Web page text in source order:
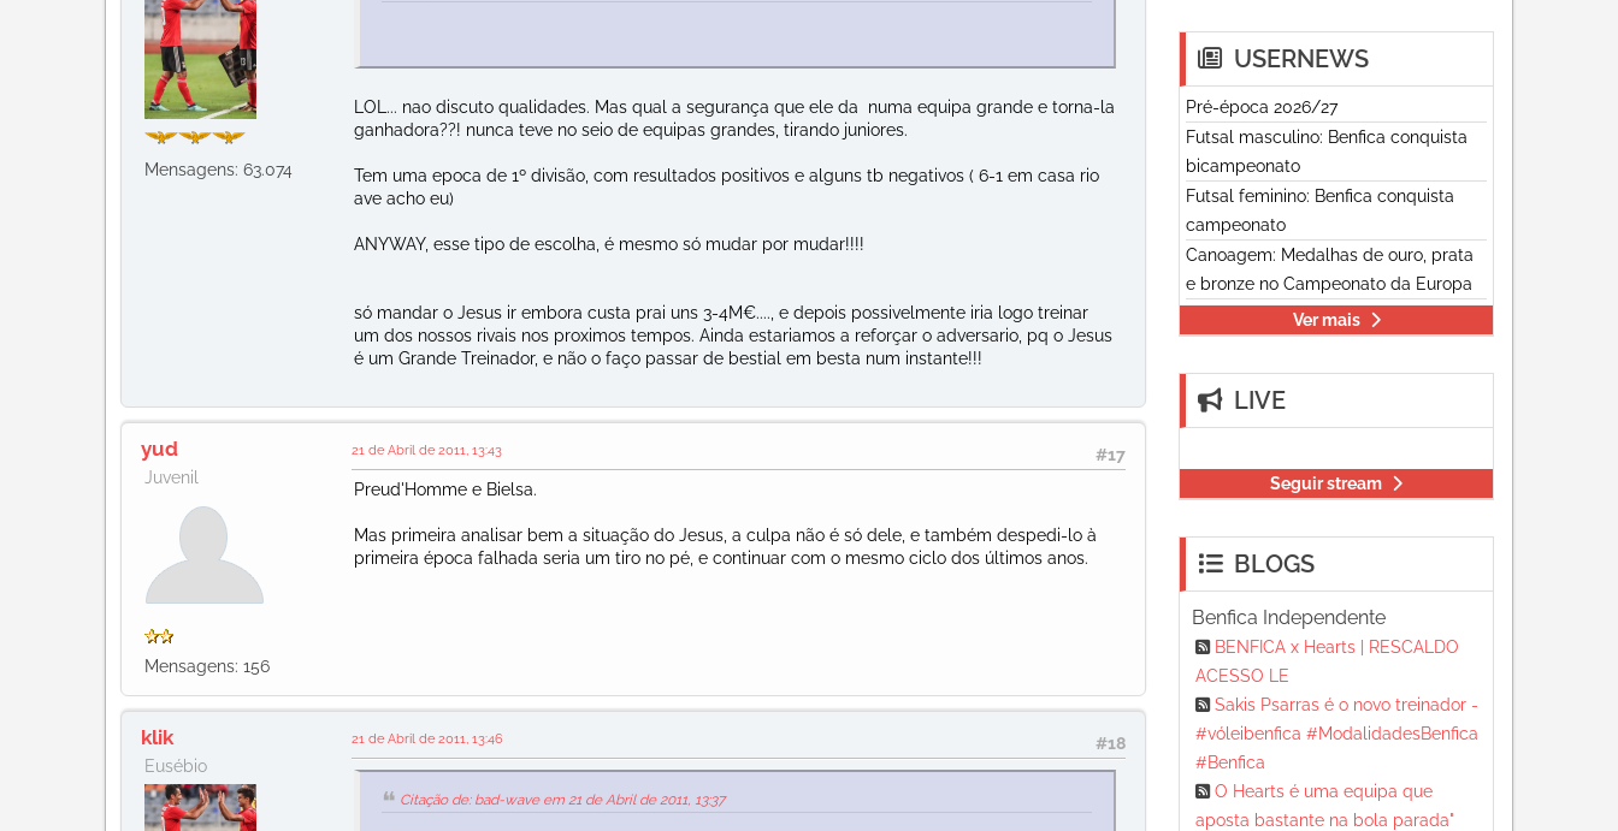
Mensagens: 63.074
LOL... nao discuto qualidades. Mas qual a segurança que ele da numa equipa grande e torna-la
ganhadora??! nunca teve no seio de equipas grandes, tirando juniores.
Tem uma epoca de 1º divisão, com resultados positivos e alguns tb negativos ( 6-1 em casa rio
ave acho eu)
ANYWAY, esse tipo de escolha, é mesmo só mudar por mudar!!!!
só mandar o Jesus ir embora custa prai uns 3-4M€...., e depois possivelmente iria logo treinar
um dos nossos rivais nos proximos tempos. Ainda estariamos a reforçar o adversario, pq o Jesus
é um Grande Treinador, e não o faço passar de bestial em besta num instante!!!
yud
Juvenil
Mensagens: 156
#17
21 de Abril de 2011, 13:43
Preud'Homme e Bielsa.
Mas primeira analisar bem a situação do Jesus, a culpa não é só dele, e também despedi-lo à
primeira época falhada seria um tiro no pé, e continuar com o mesmo ciclo dos últimos anos.
klik
Eusébio
#18
21 de Abril de 2011, 13:46
Citação de: bad-wave em 21 de Abril de 2011, 13:37
USERNEWS
Pré-época 2026/27
Futsal masculino: Benfica conquista
bicampeonato
Futsal feminino: Benfica conquista
campeonato
Canoagem: Medalhas de ouro, prata
e bronze no Campeonato da Europa
Ver mais
LIVE
Seguir stream
BLOGS
Benfica Independente
BENFICA x Hearts | RESCALDO
ACESSO LE
Sakis Psarras é o novo treinador -
#vóleibenfica #ModalidadesBenfica
#Benfica
O Hearts é uma equipa que
aposta bastante na bola parada"